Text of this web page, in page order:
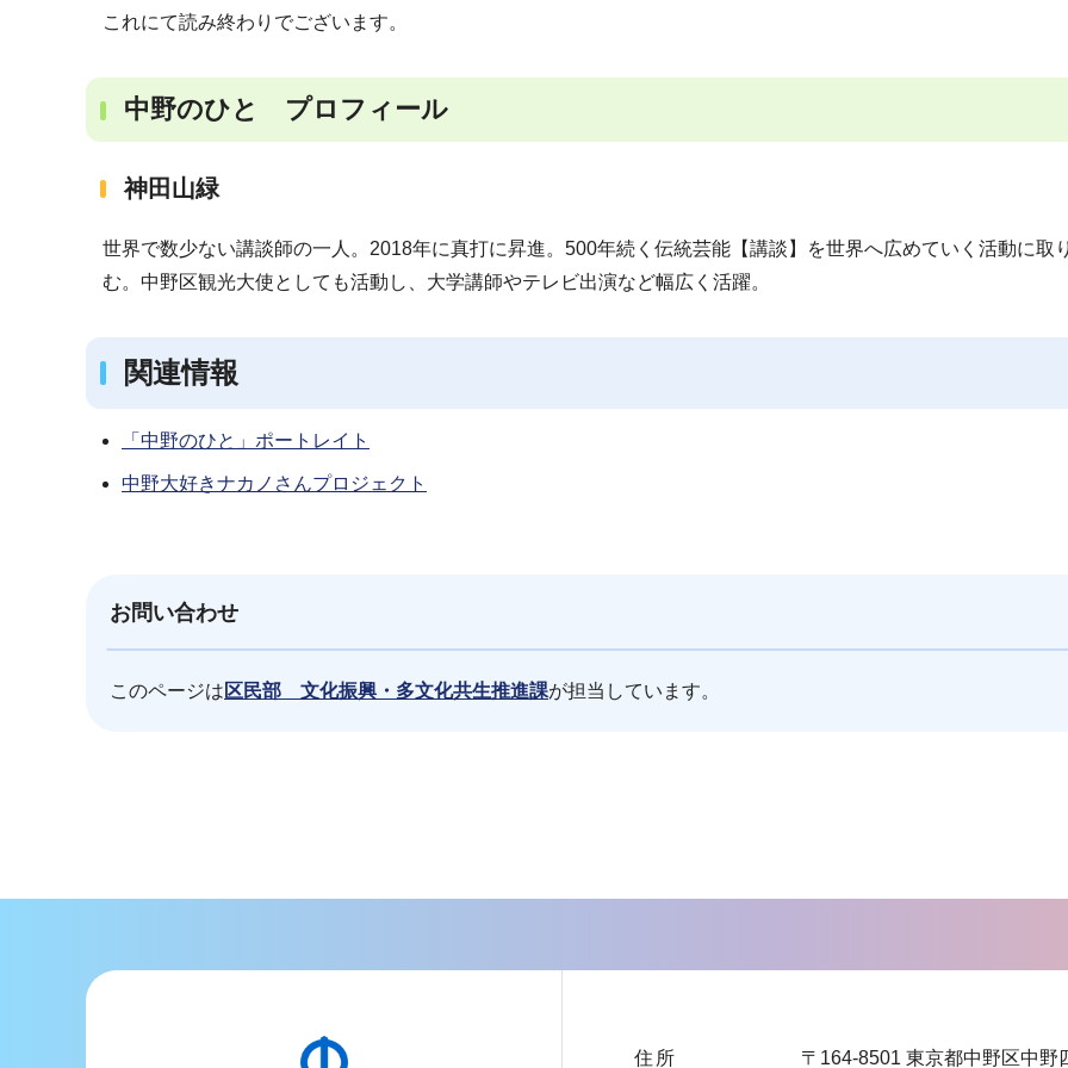
これにて読み終わりでございます。
中野のひと プロフィール
神田山緑
世界で数少ない講談師の一人。2018年に真打に昇進。500年続く伝統芸能【講談】を世界へ広めていく活動に取
む。中野区観光大使としても活動し、大学講師やテレビ出演など幅広く活躍。
関連情報
「中野のひと」ポートレイト
中野大好きナカノさんプロジェクト
お問い合わせ
このページは 区民部 文化振興・多文化共生推進課が担当しています。
こ
住所 〒164-8501 東京都中野区中野